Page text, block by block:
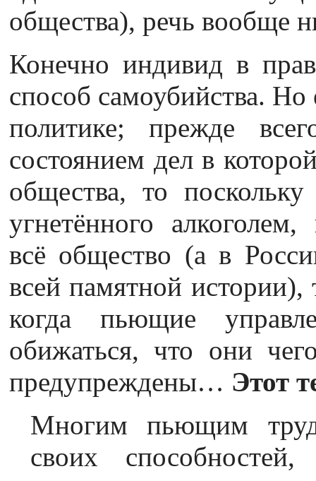
общества), речь вообще
Конечно индивид в
способ самоубийства. Но
политике; прежде
состоянием дел в
общества, то поскольку
угнетённого
всё общество (а в
всей памятной истории),
когда пьющие
обижаться, что они
предупреждены… Этот
Многим пьющим
своих